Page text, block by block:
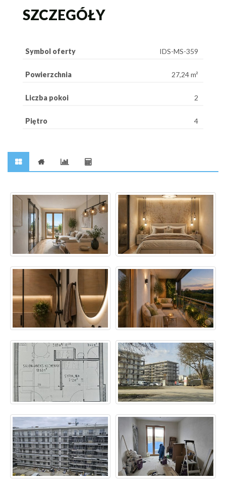
SZCZEGÓŁY
Symbol oferty IDS-MS-359
Powierzchnia 27,24 m²
Liczba pokoi 2
Piętro 4